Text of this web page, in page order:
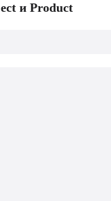
и Product